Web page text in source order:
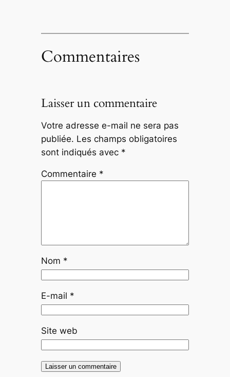
Commentaires
Laisser un commentaire
Votre adresse e-mail ne sera pas
publiée. Les champs obligatoires
sont indiqués avec *
Commentaire *
Nom *
E-mail *
Site web